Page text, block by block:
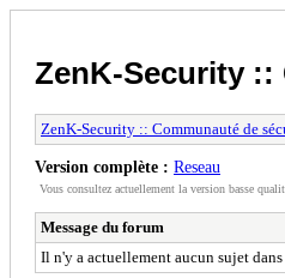
ZenK-Security
ZenK-Security :: Communauté de
Version complète : Reseau
Vous consultez actuellement la version basse
Message du forum
Il n'y a actuellement aucun sujet dans